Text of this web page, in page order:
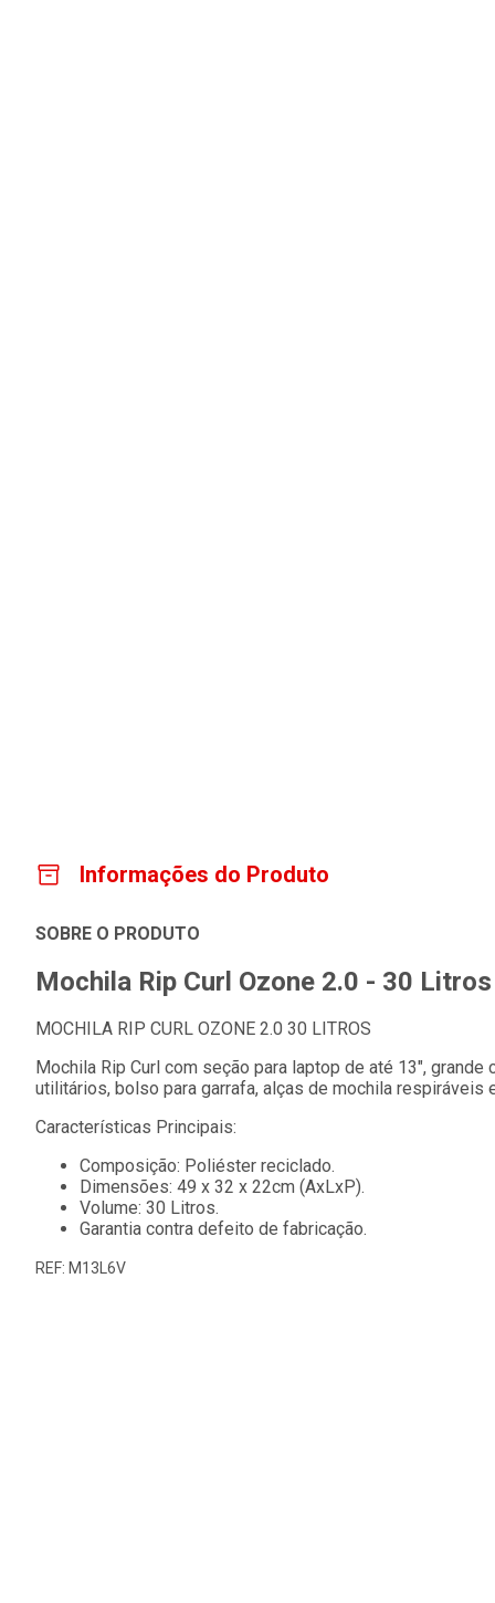
Informações do Produto
SOBRE O PRODUTO
Mochila Rip Curl Ozone 2.0 - 30 Litros
MOCHILA RIP CURL OZONE 2.0 30 LITROS
Mochila Rip Curl com seção para laptop de até 13",
utilitários, bolso para garrafa, alças de mochila respiráveis
Características Principais:
Composição: Poliéster reciclado.
Dimensões: 49 x 32 x 22cm (AxLxP).
Volume: 30 Litros.
Garantia contra defeito de fabricação.
REF: M13L6V